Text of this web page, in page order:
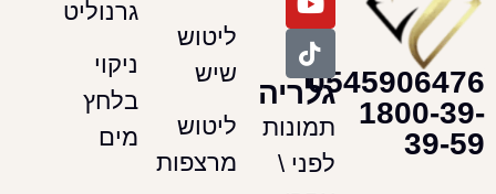
גלריה
תמונות
לפני \
ליטוש
שיש
ליטוש
מרצפות
ניקוי
מים